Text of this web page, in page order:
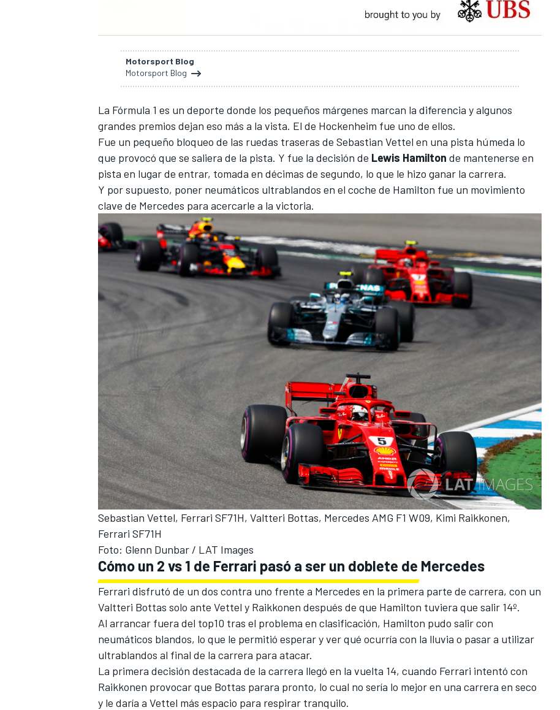
MÁS CATEGORÍAS
Motorsport Blog
Motorsport Blog
La Fórmula 1 es un deporte donde los pequeños márgenes marcan la diferencia y algunos
grandes premios dejan eso más a la vista. El de Hockenheim fue uno de ellos.
Fue un pequeño bloqueo de las ruedas traseras de Sebastian Vettel en una pista húmeda lo
que provocó que se saliera de la pista. Y fue la decisión de Lewis Hamilton de mantenerse en
pista en lugar de entrar, tomada en décimas de segundo, lo que le hizo ganar la carrera.
Y por supuesto, poner neumáticos ultrablandos en el coche de Hamilton fue un movimiento
clave de Mercedes para acercarle a la victoria.
Sebastian Vettel, Ferrari SF71H, Valtteri Bottas, Mercedes AMG F1 W09, Kimi Raikkonen,
Ferrari SF71H
Foto: Glenn Dunbar / LAT Images
Cómo un 2 vs 1 de Ferrari pasó a ser un doblete de Mercedes
Ferrari disfrutó de un dos contra uno frente a Mercedes en la primera parte de carrera, con un
Valtteri Bottas solo ante Vettel y Raikkonen después de que Hamilton tuviera que salir 14º.
Al arrancar fuera del top10 tras el problema en clasificación, Hamilton pudo salir con
neumáticos blandos, lo que le permitió esperar y ver qué ocurría con la lluvia o pasar a utilizar
ultrablandos al final de la carrera para atacar.
La primera decisión destacada de la carrera llegó en la vuelta 14, cuando Ferrari intentó con
Raikkonen provocar que Bottas parara pronto, lo cual no sería lo mejor en una carrera en seco
y le daría a Vettel más espacio para respirar tranquilo.